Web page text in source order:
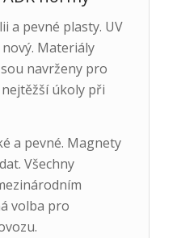
a pevné plasty. UV
Materiály
navrženy pro
úkoly při
a pevné. Magnety
Všechny
volba pro